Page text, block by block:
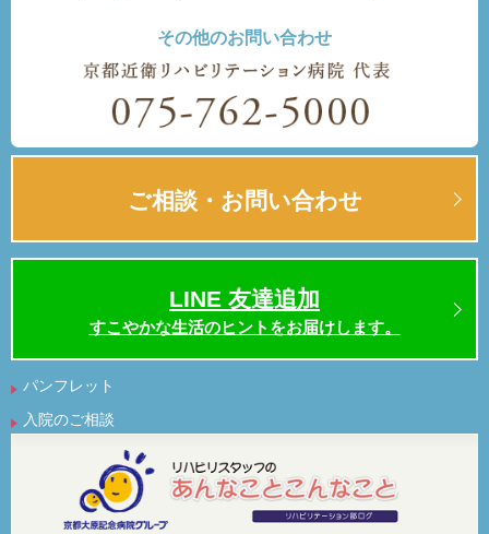
その他のお問い合わせ
ご相談・お問い合わせ
LINE 友達追加
すこやかな生活のヒントをお届けします。
パンフレット
入院のご相談